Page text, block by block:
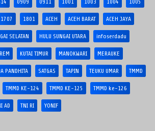
1707 1801 ACEH ACEH BARAT ACEH JAYA
SELATAN HULU SUNGAI UTARA infoserdadu
KUTAI TIMUR MANOKWARI MERAUKE
PANDHITA SATGAS TAPIN TEUKU UMAR TMMD
TMMD KE-124 TMMD KE-125 TMMD ke-126
AD TNI RI YONIF